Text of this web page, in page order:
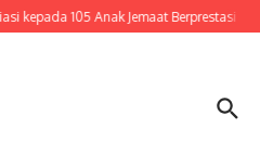
kepada 105 Anak Jemaat Berprestasi